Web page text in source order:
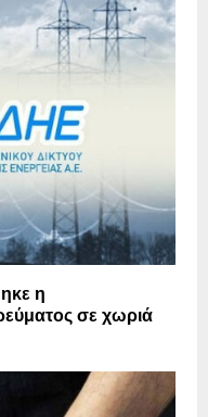
η
σε χωριά